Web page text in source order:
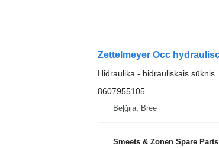
Hidraulika - hidrauliskais sūknis
8607955105
Beļģija, Bree
Smeets & Zonen Spare Parts